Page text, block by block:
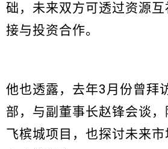
础，未来双方可透过资源
接与投资合作。
他也透露，去年3月份曾拜
部，与副董事长赵锋会谈
飞槟城项目，也探讨未来